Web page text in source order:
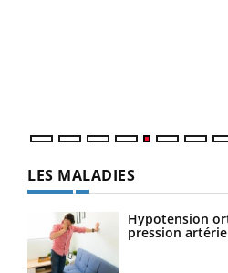
LES MALADIES
Hypotension
pression